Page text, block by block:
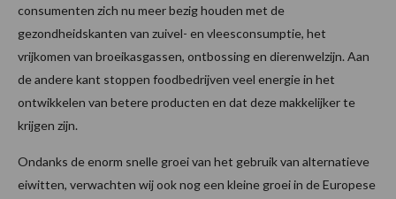
consumenten zich nu meer bezig houden met de
gezondheidskanten van zuivel- en vleesconsumptie, het
vrijkomen van broeikasgassen, ontbossing en dierenwelzijn. Aan
de andere kant stoppen foodbedrijven veel energie in het
ontwikkelen van betere producten en dat deze makkelijker te
krijgen zijn.
Ondanks de enorm snelle groei van het gebruik van alternatieve
eiwitten, verwachten wij ook nog een kleine groei in de Europese